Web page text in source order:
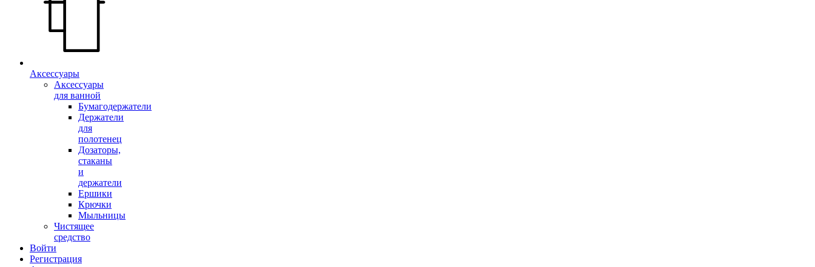
Аксессуары
Аксессуары
для ванной
Бумагодержатели
Держатели
для
полотенец
Дозаторы,
стаканы
и
держатели
Ершики
Крючки
Мыльницы
Чистящее
средство
Войти
Регистрация